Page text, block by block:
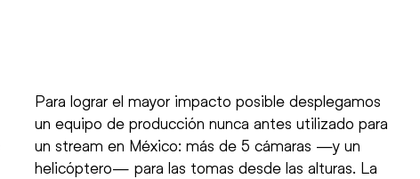
Para lograr el mayor impacto posible desplegamos
un equipo de producción nunca antes utilizado para
un stream en México: más de 5 cámaras —y un
helicóptero— para las tomas desde las alturas. La